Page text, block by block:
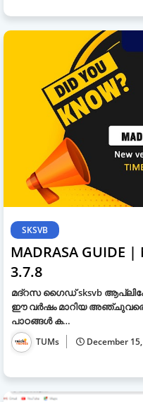
SKSVB
MADRASA GUIDE
3.7.8
മദ്‌റസ ഗൈഡ് sksvb
ഈ വര്‍ഷം മാറിയ
പാഠങ്ങള്‍ ക…
TUMs December